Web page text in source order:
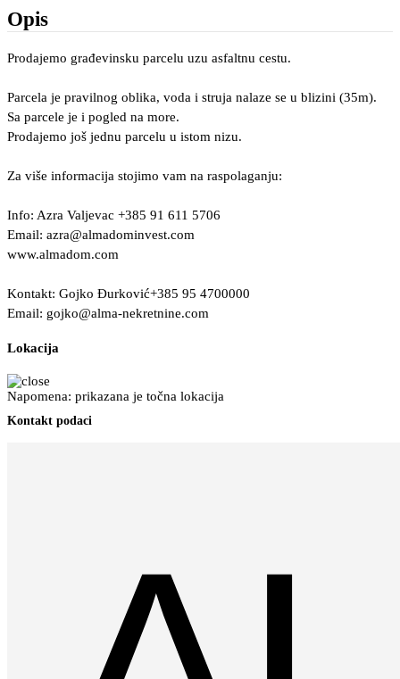
Opis
Prodajemo građevinsku parcelu uzu asfaltnu cestu.
Parcela je pravilnog oblika, voda i struja nalaze se u blizini (35m).
Sa parcele je i pogled na more.
Prodajemo još jednu parcelu u istom nizu.
Za više informacija stojimo vam na raspolaganju:
Info: Azra Valjevac +385 91 611 5706
Email: azra@almadominvest.com
www.almadom.com
Kontakt: Gojko Đurković+385 95 4700000
Email: gojko@alma-nekretnine.com
Lokacija
Napomena: prikazana je točna lokacija
Kontakt podaci